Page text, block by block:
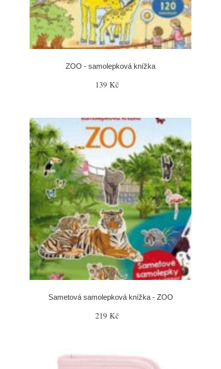
ZOO - samolepková knížka
139 Kč
Sametová samolepková knížka - ZOO
219 Kč